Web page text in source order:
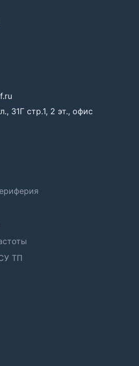
31Г стр.1, 2 эт., офис
ТП